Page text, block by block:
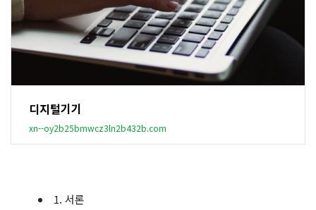
디지털기기
xn--oy2b25bmwcz3ln2b432b.com
1. 서론